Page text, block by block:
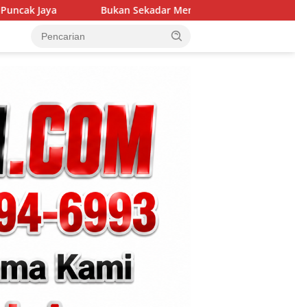
Bukan Sekadar Membangun Desa, Satgas TMMD Ke-129